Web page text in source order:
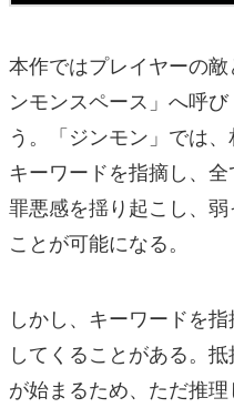
本作ではプレイヤーの
ンモンスペース」へ呼
う。「ジンモン」では
キーワードを指摘し、
罪悪感を揺り起こし、
ことが可能になる。
しかし、キーワードを
してくることがある。
が始まるため、ただ推